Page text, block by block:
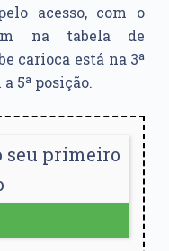
acesso, com o
na tabela de
carioca está na 3ª
5ª posição.
seu primeiro